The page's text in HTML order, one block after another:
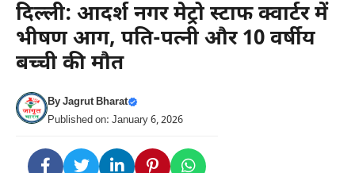
दिल्ली: आदर्श नगर मेट्रो स्टाफ क्वार्टर में
भीषण आग, पति-पत्नी और 10 वर्षीय
बच्ची की मौत
ByJagrut Bharat
Published on: January 6, 2026